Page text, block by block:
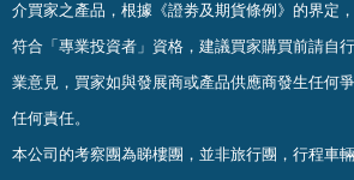
介買家之產品，根據《證劵及期貨條例》的界定
符合「專業投資者」資格，建議買家購買前請自
業意見，買家如與發展商或產品供應商發生任何
任何責任。
本公司的考察團為睇樓團，並非旅行團，行程車